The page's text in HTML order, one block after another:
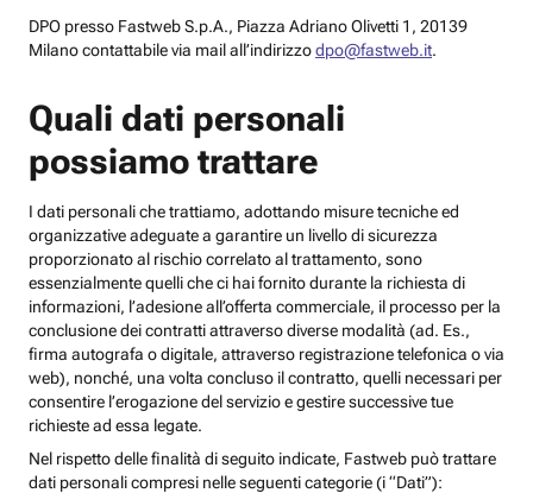
DPO presso Fastweb S.p.A., Piazza Adriano Olivetti 1, 20139
Milano contattabile via mail all’indirizzodpo@fastweb.it.
Quali dati personali
possiamo trattare
I dati personali che trattiamo, adottando misure tecniche ed
organizzative adeguate a garantire un livello di sicurezza
proporzionato al rischio correlato al trattamento, sono
essenzialmente quelli che ci hai fornito durante la richiesta di
informazioni, l’adesione all’offerta commerciale, il processo per la
conclusione dei contratti attraverso diverse modalità (ad. Es.,
firma autografa o digitale, attraverso registrazione telefonica o via
web), nonché, una volta concluso il contratto, quelli necessari per
consentire l’erogazione del servizio e gestire successive tue
richieste ad essa legate.
Nel rispetto delle finalità di seguito indicate, Fastweb può trattare
dati personali compresi nelle seguenti categorie (i “Dati”):